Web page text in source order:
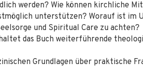
werden? Wie können kirchliche
unterstützen? Worauf ist im
und Spiritual Care zu achten?
das Buch weiterführende
Grundlagen über praktische